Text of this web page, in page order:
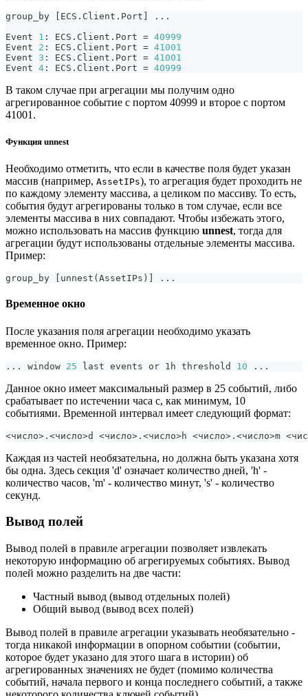
group_by ECS.Client.Port .. .
Event 1 : ECS.Client.Port = 40999
Event 2 : ECS.Client.Port = 41001
Event 3 : ECS.Client.Port = 41001
Event 4 : ECS.Client.Port = 40999
В таком случае при агрегации мы получим одно
агрегированное событие с портом 40999 и второе с портом
41001.
Функция unnest
Необходимо отметить, что если в качестве поля будет указан
массив (например, AssetIPs), то агрегация будет проходить не
по каждому элементу массива, а целиком по массиву. То есть,
события будут агрегированы только в том случае, если все
элементы массива в них совпадают. Чтобы избежать этого,
можно использовать на массив функцию unnest, тогда для
агрегации будут использованы отдельные элементы массива.
Пример:
group_by unnest ( AssetIPs ) .. .
Временное окно
После указания поля агрегации необходимо указать
временное окно. Пример:
.. . window 25 last events or 1h threshold 10 .. .
Данное окно имеет максимальный размер в 25 событий, либо
срабатывает по истечении часа с, как минимум, 10
событиями. Временной интервал имеет следующий формат:
<число> . <число>d <число> . <число>h <число> . <число>m <
Каждая из частей необязательна, но должна быть указана хотя
бы одна. Здесь секция 'd' означает количество дней, 'h' -
количество часов, 'm' - количество минут, 's' - количество
секунд.
Вывод полей
Вывод полей в правиле агрегации позволяет извлекать
некоторую информацию об агрегируемых событиях. Вывод
полей можно разделить на две части:
Частный вывод (вывод отдельных полей)
Общий вывод (вывод всех полей)
Вывод полей в правиле агрегации указывать необязательно -
тогда никакой информации в опорном событии (событии,
которое будет указано для этого шага в истории) об
агрегированных значениях не будет (помимо количества
событий, начала первого и конца последнего событий, а также